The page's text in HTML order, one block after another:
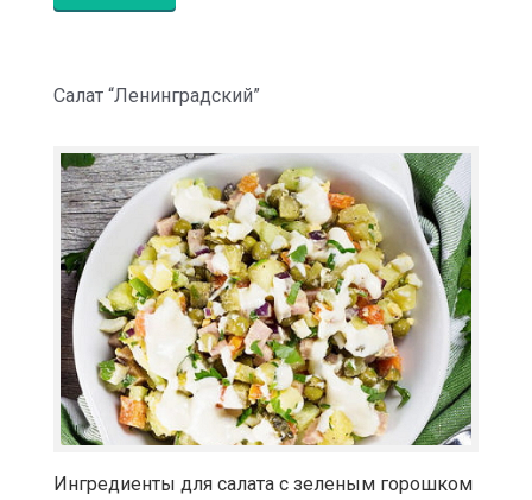
Салат “Ленинградский”
Ингредиенты для салата с зеленым горошком